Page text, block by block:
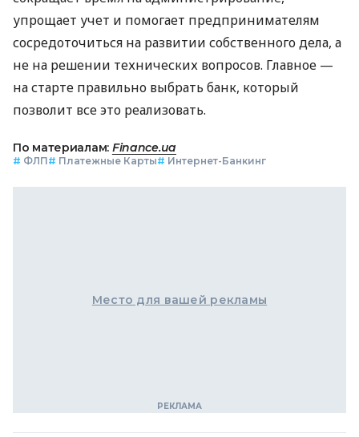
упрощает учет и помогает предпринимателям
сосредоточиться на развитии собственного дела, а
не на решении технических вопросов. Главное —
на старте правильно выбрать банк, который
позволит все это реализовать.
По материалам: Finance.ua
# ФЛП# Платежные Карты# Интернет-Банкинг
Место для вашей рекламы